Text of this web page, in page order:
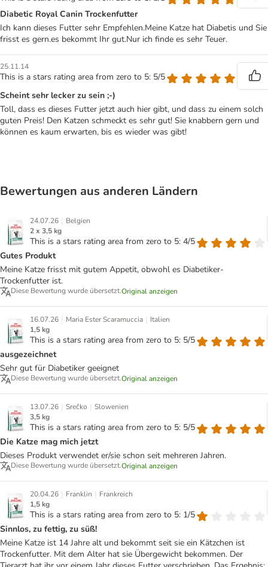
Diabetic Royal Canin Trockenfutter
Ich kann dieses Futter sehr Empfehlen.Meine Katze hat Diabetis und Sie
frisst es gern.es bekommt Ihr gut.Nur ich finde es sehr Teuer.
25.11.14
This is a stars rating area from zero to 5: 5/5
Scheint sehr lecker zu sein ;-)
Toll, dass es dieses Futter jetzt auch hier gibt, und dass zu einem solch
guten Preis! Den Katzen schmeckt es sehr gut! Sie knabbern gern und
können es kaum erwarten, bis es wieder was gibt!
Bewertungen aus anderen Ländern
24.07.26 | Belgien
2 x 3,5 kg
This is a stars rating area from zero to 5: 4/5
Gutes Produkt
Meine Katze frisst mit gutem Appetit, obwohl es Diabetiker-
Trockenfutter ist.
Diese Bewertung wurde übersetzt.Original anzeigen
16.07.26 | Maria Ester Scaramuccia | Italien
1,5 kg
This is a stars rating area from zero to 5: 5/5
ausgezeichnet
Sehr gut für Diabetiker geeignet
Diese Bewertung wurde übersetzt.Original anzeigen
13.07.26 | Srečko | Slowenien
3,5 kg
This is a stars rating area from zero to 5: 5/5
Die Katze mag mich jetzt
Dieses Produkt verwendet er/sie schon seit mehreren Jahren.
Diese Bewertung wurde übersetzt.Original anzeigen
20.04.26 | Franklin | Frankreich
1,5 kg
This is a stars rating area from zero to 5: 1/5
Sinnlos, zu fettig, zu süß!
Meine Katze ist 14 Jahre alt und bekommt seit sie ein Kätzchen ist
Trockenfutter. Mit dem Alter hat sie Übergewicht bekommen. Der